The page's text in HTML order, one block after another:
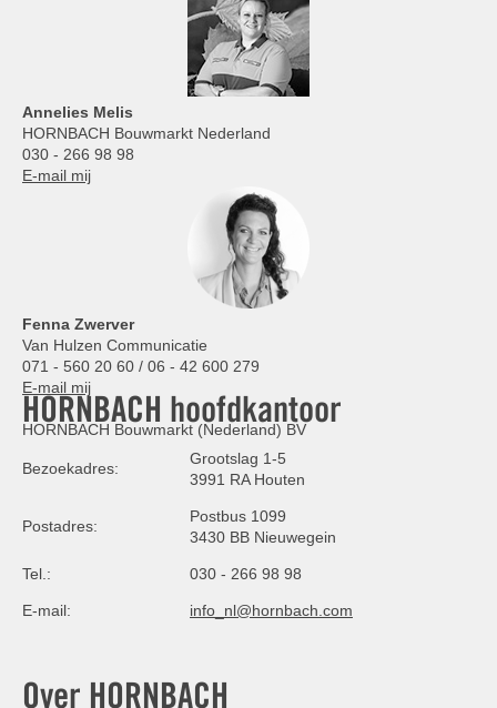
Annelies Melis
HORNBACH Bouwmarkt Nederland
030 - 266 98 98
E-mail mij
Fenna Zwerver
Van Hulzen Communicatie
071 - 560 20 60 / 06 - 42 600 279
E-mail mij
HORNBACH hoofdkantoor
HORNBACH Bouwmarkt (Nederland) BV
Bezoekadres:
Grootslag 1-5
3991 RA Houten
Postadres:
Postbus 1099
3430 BB Nieuwegein
Tel.: 030 - 266 98 98
E-mail: info_nl@hornbach.com
Over HORNBACH